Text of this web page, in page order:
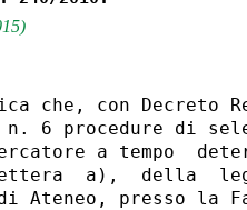
che, con Decreto
n. 6 procedure di
a tempo
a),  della
di Ateneo, presso